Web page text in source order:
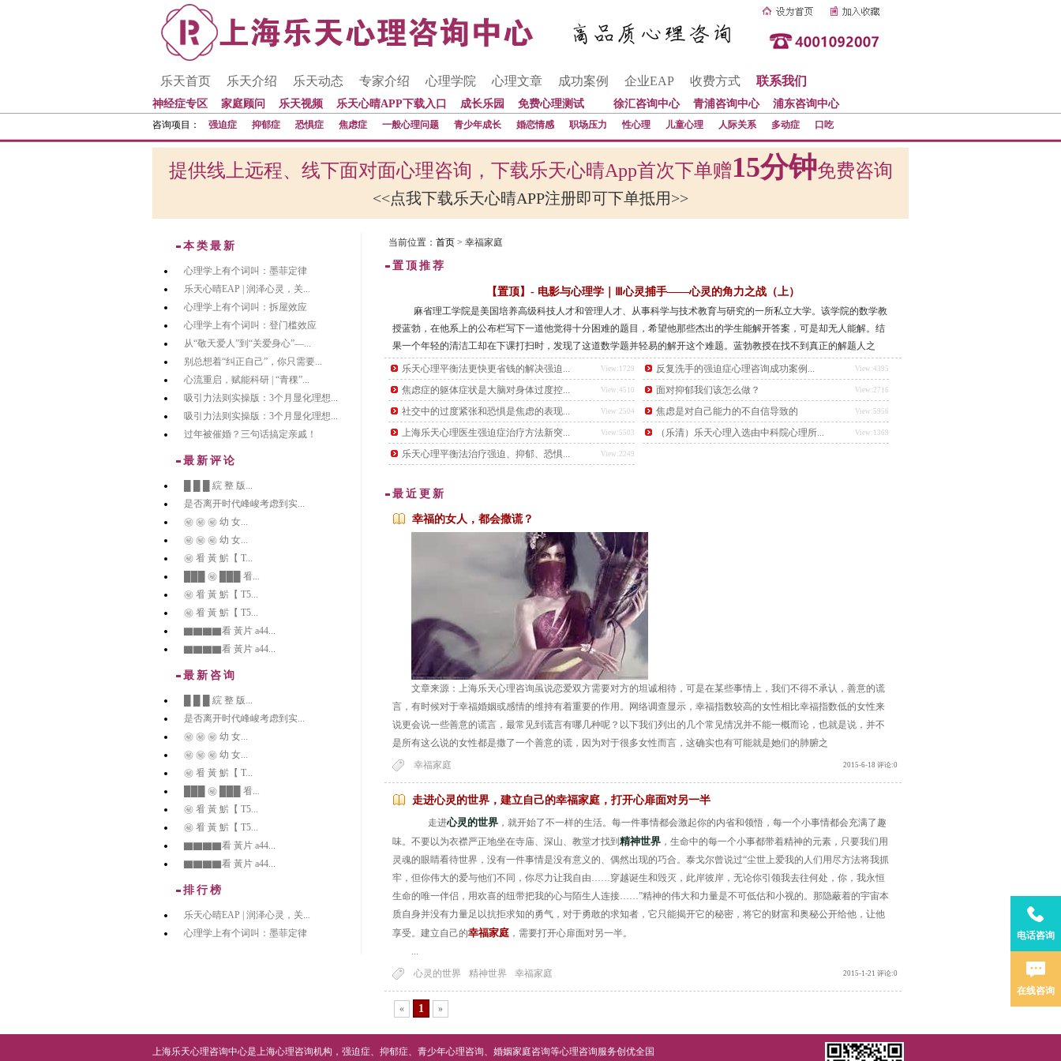
乐天首页 乐天介绍 乐天动态 专家介绍 心理学院 心理文章 成功案例 企业EAP 收费方式 联系我们
神经症专区 家庭顾问 乐天视频 乐天心晴APP下载入口 成长乐园 免费心理测试 徐汇咨询中心 青浦咨询中心 浦东咨询中心
咨询项目： 强迫症 抑郁症 恐惧症 焦虑症 一般心理问题 青少年成长 婚恋情感 职场压力 性心理 儿童心理 人际关系 多动症 口吃
提供线上远程、线下面对面心理咨询，下载乐天心晴App首次下单赠15分钟免费咨询
<<点我下载乐天心晴APP注册即可下单抵用>>
当前位置： 首页 > 幸福家庭
置顶推荐
【置顶】- 电影与心理学｜Ⅲ心灵捕手——心灵的角力之战（上）
麻省理工学院是美国培养高级科技人才和管理人才、从事科学与技术教育与研究的一所私立大学。该学院的数学教
授蓝勃，在他系上的公布栏写下一道他觉得十分困难的题目，希望他那些杰出的学生能解开答案，可是却无人能解。结
果一个年轻的清洁工却在下课打扫时，发现了这道数学题并轻易的解开这个难题。蓝勃教授在找不到真正的解题人之
后，又下了另一道更难的题目，要找出这个数学天才。View:1729
乐天心理平衡法更快更省钱的解决强迫... View:4395
反复洗手的强迫症心理咨询成功案例...
View:4510
焦虑症的躯体症状是大脑对身体过度控... View:2716
面对抑郁我们该怎么做？
View:2504
社交中的过度紧张和恐惧是焦虑的表现... View:5956
焦虑是对自己能力的不自信导致的
View:5503
上海乐天心理医生强迫症治疗方法新突... View:1369
（乐清）乐天心理入选由中科院心理所...
View:2249
乐天心理平衡法治疗强迫、抑郁、恐惧...
最近更新
幸福的女人，都会撒谎？
文章来源：上海乐天心理咨询虽说恋爱双方需要对方的坦诚相待，可是在某些事情上，我们不得不承认，善意的谎
言，有时候对于幸福婚姻或感情的维持有着重要的作用。网络调查显示，幸福指数较高的女性相比幸福指数低的女性来
说更会说一些善意的谎言，最常见到谎言有哪几种呢？以下我们列出的几个常见情况并不能一概而论，也就是说，并不
是所有这么说的女性都是撒了一个善意的谎，因为对于很多女性而言，这确实也有可能就是她们的肺腑之
2015-6-18 评论:0
幸福家庭
走进心灵的世界，建立自己的幸福家庭，打开心扉面对另一半
走进心灵的世界 ，就开始了不一样的生活。每一件事情都会激起你的内省和领悟，每一个小事情都会充满了趣
味。不要以为衣襟严正地坐在寺庙、深山、教堂才找到 精神世界 ，生命中的每一个小事都带着精神的元素，只要我们用
灵魂的眼睛看待世界，没有一件事情是没有意义的、偶然出现的巧合。泰戈尔曾说过“尘世上爱我的人们用尽方法将我抓
牢，但你伟大的爱与他们不同，你尽力让我自由……穿越诞生和毁灭，此岸彼岸，无论你引领我去往何处，你，我永恒
生命的唯一伴侣，用欢喜的纽带把我的心与陌生人连接……”精神的伟大和力量是不可低估和小视的。那隐蔽着的宇宙本
质自身并没有力量足以抗拒求知的勇气，对于勇敢的求知者，它只能揭开它的秘密，将它的财富和奥秘公开给他，让他
享受。建立自己的幸福家庭 ，需要打开心扉面对另一半。
...
2015-1-21 评论:0
心灵的世界 精神世界 幸福家庭
« 1 »
本类最新
心理学上有个词叫：墨菲定律
乐天心晴EAP | 润泽心灵，关...
心理学上有个词叫：拆屋效应
心理学上有个词叫：登门槛效应
从“敬天爱人”到“关爱身心”—...
别总想着“纠正自己”，你只需要...
心流重启，赋能科研 | “青稞”...
吸引力法则实操版：3个月显化理想...
吸引力法则实操版：3个月显化理想...
过年被催婚？三句话搞定亲戚！
最新评论
█ █ █ 綄 整 版...
是否离开时代峰峻考虑到实...
㊙️ ㊙️ ㊙️ 幼 女...
㊙️ ㊙️ ㊙️ 幼 女...
㊙️ 㸔 黃 魸【 T...
███ ㊙️ ███ 㸔...
㊙️ 㸔 黃 魸【 T5...
㊙️ 㸔 黃 魸【 T5...
▇▇▇▇看 黃片 a44...
▇▇▇▇看 黃片 a44...
最新咨询
█ █ █ 綄 整 版...
是否离开时代峰峻考虑到实...
㊙️ ㊙️ ㊙️ 幼 女...
㊙️ ㊙️ ㊙️ 幼 女...
㊙️ 㸔 黃 魸【 T...
███ ㊙️ ███ 㸔...
㊙️ 㸔 黃 魸【 T5...
㊙️ 㸔 黃 魸【 T5...
▇▇▇▇看 黃片 a44...
▇▇▇▇看 黃片 a44...
排行榜
乐天心晴EAP | 润泽心灵，关...
心理学上有个词叫：墨菲定律
上海乐天心理咨询中心是上海心理咨询机构 ， 强迫症、 抑郁症、 青少年心理咨询、 婚姻家庭咨询等心理咨询服务创优全国
电话咨询
在线咨询